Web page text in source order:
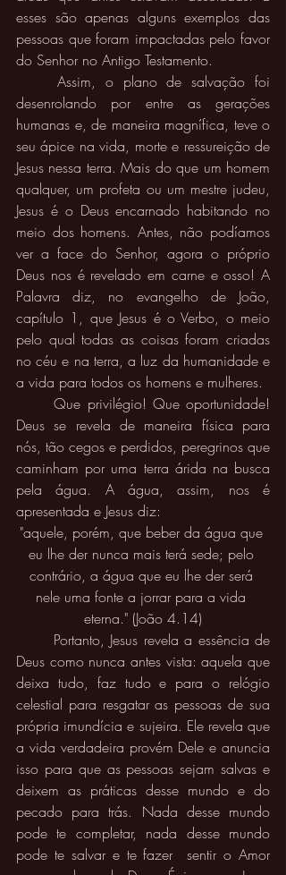
esses são apenas alguns exemplos das
pessoas que foram impactadas pelo favor
do Senhor no Antigo Testamento.
desenrolando por entre as gerações
humanas e, de maneira magnífica, teve o
seu ápice na vida, morte e ressureição de
Jesus nessa terra. Mais do que um homem
qualquer, um profeta ou um mestre judeu,
Jesus é o Deus encarnado habitando no
meio dos homens. Antes, não podíamos
ver a face do Senhor, agora o próprio
Deus nos é revelado em carne e osso! A
Palavra diz, no evangelho de João,
capítulo 1, que Jesus é o Verbo, o meio
pelo qual todas as coisas foram criadas
no céu e na terra, a luz da humanidade e
	Que privilégio! Que oportunidade!
Deus se revela de maneira física para
nós, tão cegos e perdidos, peregrinos que
caminham por uma terra árida na busca
pela água. A água, assim, nos é
apresentada e Jesus diz:
"aquele, porém, que beber da água que
eu lhe der nunca mais terá sede; pelo
contrário, a água que eu lhe der será
nele uma fonte a jorrar para a vida
eterna." (João 4.14)
Deus como nunca antes vista: aquela que
deixa tudo, faz tudo e para o relógio
celestial para resgatar as pessoas de sua
própria imundícia e sujeira. Ele revela que
a vida verdadeira provém Dele e anuncia
isso para que as pessoas sejam salvas e
deixem as práticas desse mundo e do
pecado para trás. Nada desse mundo
pode te completar, nada desse mundo
pode te salvar e te fazer  sentir o Amor